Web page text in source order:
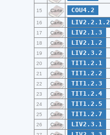
15 Carte COU4.2
16 Carte LIV2.2.1.2
17 Carte LIV2.1.3
18 Carte LIV2.1.2
19 Carte LIV2.3.2
20 Carte TIT1.2.1
21 Carte TIT1.2.2
22 Carte TIT1.2.3
23 Carte TIT1.2.4
24 Carte TIT1.2.5
25 Carte TIT1.2.7
26 Carte LIV2.3.1